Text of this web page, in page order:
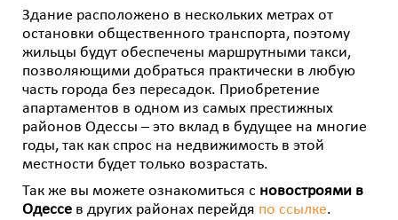
Здание расположено в нескольких метрах от
остановки общественного транспорта, поэтому
жильцы будут обеспечены маршрутными такси,
позволяющими добраться практически в любую
часть города без пересадок. Приобретение
апартаментов в одном из самых престижных
районов Одессы – это вклад в будущее на многие
годы, так как спрос на недвижимость в этой
местности будет только возрастать.
Так же вы можете ознакомиться с новостроями в
Одессе в других районах перейдя по ссылке.